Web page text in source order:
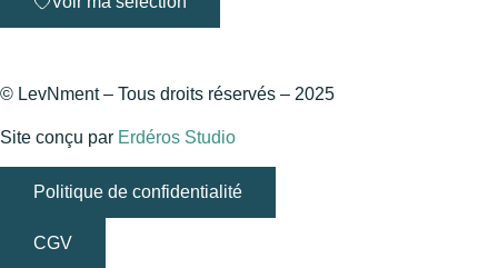
© LevNment – Tous droits réservés – 2025
Site conçu par Erdéros Studio
Politique de confidentialité
CGV